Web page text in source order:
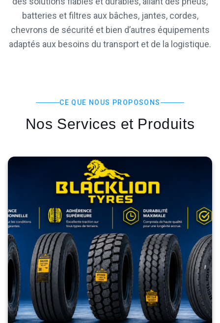
batteries et filtres aux bâches, jantes, cordes,
chevrons de sécurité et bien d’autres équipements
adaptés aux besoins du transport et de la logistique.
CE QUE NOUS PROPOSONS
Nos Services et Produits